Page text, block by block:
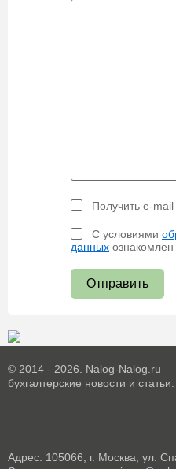
Получить e-
С условиями
данных ознакомлен
Отправить
© 2014 - 2026. Nalog-Nalog.ru
бухгалтерские новости и статьи.
Адрес: 105066, г. Москва, ул.